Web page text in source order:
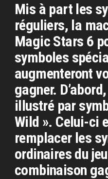
Mis à part les
réguliers, la
Magic Stars 6
symboles
augmenteront
gagner.
illustré par
Wild ». Celui-ci
remplacer les
ordinaires du
combinaison